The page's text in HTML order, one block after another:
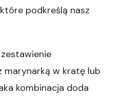
podkreślą nasz
marynarką w kratę lub
kombinacja doda